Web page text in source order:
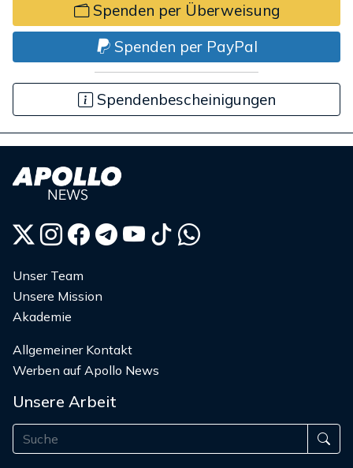
Spenden per Überweisung
Spenden per PayPal
Spendenbescheinigungen
Unser Team
Unsere Mission
Akademie
Allgemeiner Kontakt
Werben auf Apollo News
Unsere Arbeit